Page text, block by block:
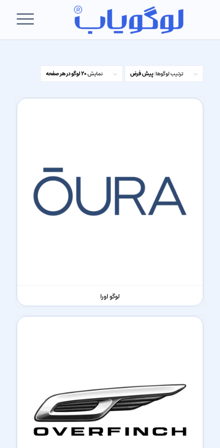
ترتیب لوگوها:پیش فرض نمایش20 لوگو در هر صفحه
لوگو اورا